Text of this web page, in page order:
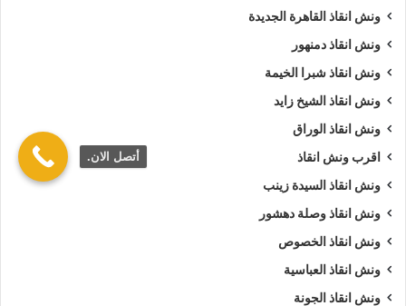
ونش انقاذ القاهرة الجديدة
ونش انقاذ دمنهور
ونش انقاذ شبرا الخيمة
ونش انقاذ الشيخ زايد
ونش انقاذ الوراق
اقرب ونش انقاذ
ونش انقاذ السيدة زينب
ونش انقاذ وصلة دهشور
ونش انقاذ الخصوص
ونش انقاذ العباسية
ونش انقاذ الجونة
أتصل الان.